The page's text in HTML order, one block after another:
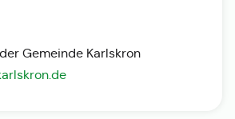
Gemeinde Karlskron